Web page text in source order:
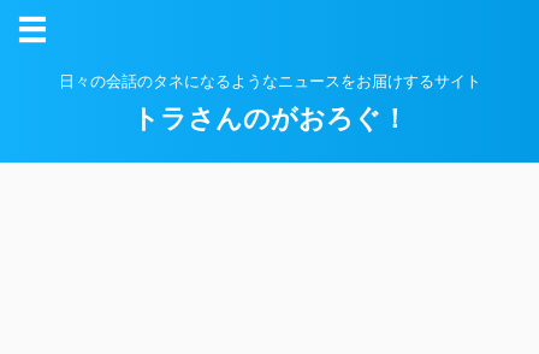
日々の会話のタネになるようなニュースをお届けするサイト
トラさんのがおろぐ！